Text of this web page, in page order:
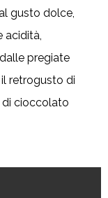
gusto dolce,
acidità,
pregiate
retrogusto di
di cioccolato